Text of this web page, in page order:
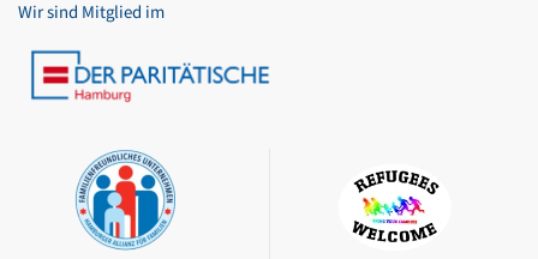
Wir sind Mitglied im